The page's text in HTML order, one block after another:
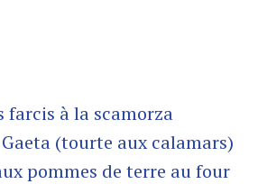
farcis à la scamorza
(tourte aux calamars)
pommes de terre au four